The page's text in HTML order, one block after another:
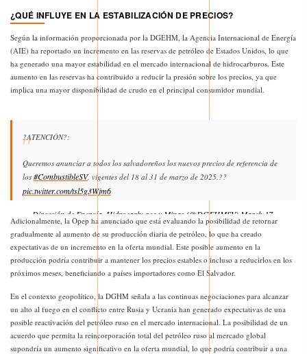
¿QUÉ INFLUYE EN LA ESTABILIZACIÓN DE PRECIOS?
Según la información proporcionada por la DGEHM, la Agencia Internacional de Energía
(AIE) ha reportado un incremento en las reservas de petróleo de Estados Unidos, lo que
ha generado una mayor estabilidad en el mercado internacional de hidrocarburos. Este
aumento en las reservas ha contribuido a reducir la presión sobre los precios, ya que
implica una mayor disponibilidad de crudo en el principal consumidor mundial.
?ATENCIÓN?:
Queremos anunciar a todos los salvadoreños los nuevos precios de referencia de
los #CombustibleSV, vigentes del 18 al 31 de marzo de 2025.??
pic.twitter.com/tsl5g3Wjm6
— Dirección de Energía, Hidrocarburos y Minas (@DGEHMSV) March 17,
2025
Adicionalmente, la Opep ha anunciado que está evaluando la posibilidad de retornar
gradualmente al aumento de su producción diaria de petróleo, lo que ha creado
expectativas de un incremento en la oferta mundial. Este posible aumento en la
producción podría contribuir a mantener los precios estables o incluso a reducirlos en los
próximos meses, beneficiando a países importadores como El Salvador.
En el contexto geopolítico, la DGHM señala a las continuas negociaciones para alcanzar
un alto al fuego en el conflicto entre Rusia y Ucrania han generado expectativas de una
posible reactivación del petróleo ruso en el mercado internacional. La posibilidad de un
acuerdo que permita la reincorporación total del petróleo ruso al mercado global
supondría un aumento significativo en la oferta mundial, lo que podría contribuir a una